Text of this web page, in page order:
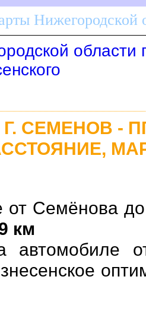
Нижегородской
области
СЕМЕНОВ -
от Семёнова
км
автомобиле